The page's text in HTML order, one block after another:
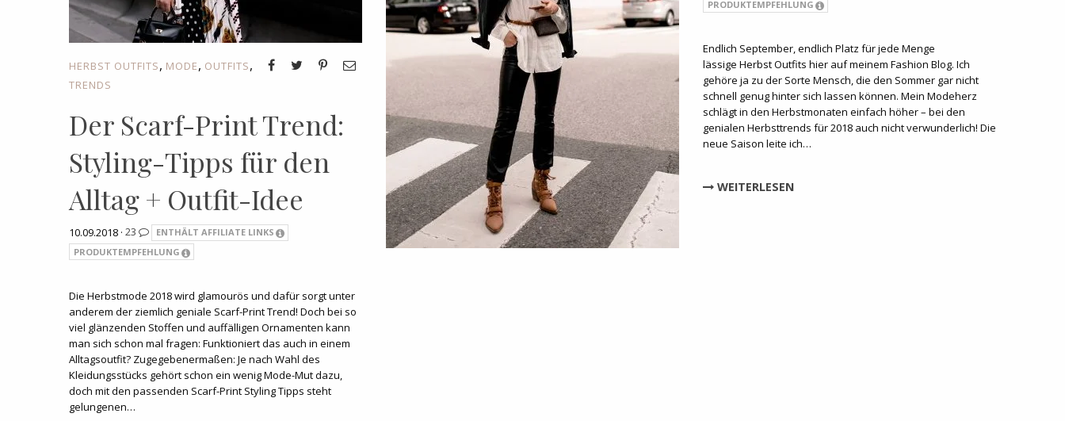
HERBST OUTFITS, MODE, OUTFITS,
TRENDS
Der Scarf-Print Trend:
Styling-Tipps für den
Alltag + Outfit-Idee
10.09.2018 · 23
ENTHÄLT AFFILIATE LINKS
PRODUKTEMPFEHLUNG
Die Herbstmode 2018 wird glamourös und dafür sorgt unter
anderem der ziemlich geniale Scarf-Print Trend! Doch bei so
viel glänzenden Stoffen und auffälligen Ornamenten kann
man sich schon mal fragen: Funktioniert das auch in einem
Alltagsoutfit? Zugegebenermaßen: Je nach Wahl des
Kleidungsstücks gehört schon ein wenig Mode-Mut dazu,
doch mit den passenden Scarf-Print Styling Tipps steht
gelungenen…
PRODUKTEMPFEHLUNG
Endlich September, endlich Platz für jede Menge
lässige Herbst Outfits hier auf meinem Fashion Blog. Ich
gehöre ja zu der Sorte Mensch, die den Sommer gar nicht
schnell genug hinter sich lassen können. Mein Modeherz
schlägt in den Herbstmonaten einfach höher – bei den
genialen Herbsttrends für 2018 auch nicht verwunderlich! Die
neue Saison leite ich…
WEITERLESEN